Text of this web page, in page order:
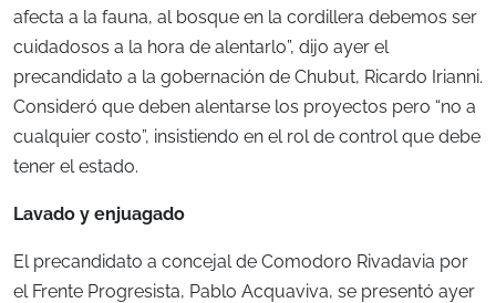
afecta a la fauna, al bosque en la cordillera debemos ser
cuidadosos a la hora de alentarlo”, dijo ayer el
precandidato a la gobernación de Chubut, Ricardo Irianni.
Consideró que deben alentarse los proyectos pero “no a
cualquier costo”, insistiendo en el rol de control que debe
tener el estado.
Lavado y enjuagado
El precandidato a concejal de Comodoro Rivadavia por
el Frente Progresista, Pablo Acquaviva, se presentó ayer